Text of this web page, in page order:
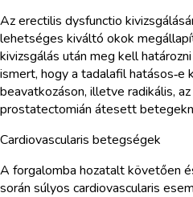
Az erectilis dysfunctio
lehetséges kiváltó okok
kivizsgálás után meg kell
ismert, hogy a tadalafil hatásos‑e
beavatkozáson, illetve radikális,
prostatectomián átesett
Cardiovascularis betegségek
A forgalomba hozatalt követően
során súlyos cardiovascularis